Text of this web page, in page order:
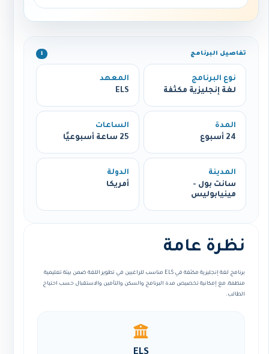
تفاصيل البرنامج ℹ️
نوع البرنامج
لغة إنجليزية مكثفة
المعهد
ELS
المدة
24 أسبوع
الساعات
25 ساعة أسبوعيًا
المدينة
سانت بول -
مينيابوليس
الدولة
أمريكا
نظرة عامة
برنامج لغة إنجليزية مكثفة في ELS مناسب للراغبين في تطوير اللغة ضمن بيئة تعليمية
منظمة، مع إمكانية تخصيص مدة البرنامج والسكن والتأمين والاستقبال حسب احتياج
الطالب.